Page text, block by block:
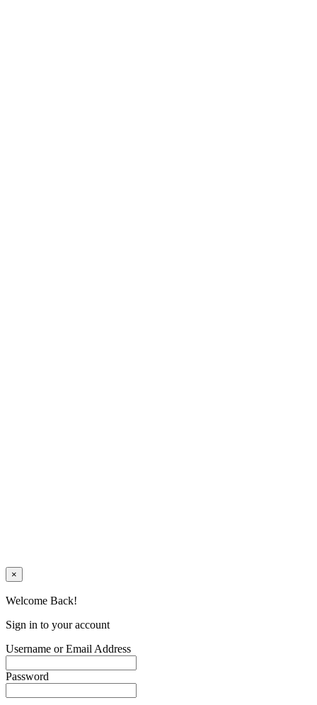
×
Welcome Back!
Sign in to your account
Username or Email Address
Password